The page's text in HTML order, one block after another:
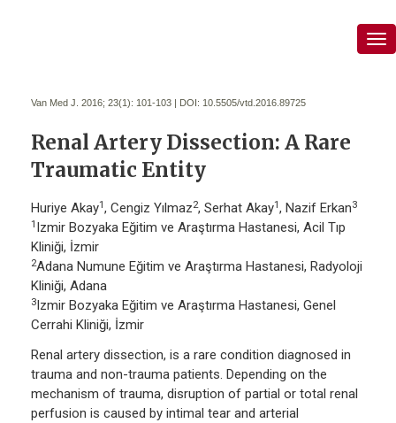
Van Med J. 2016; 23(1): 101-103 | DOI: 10.5505/vtd.2016.89725
Renal Artery Dissection: A Rare
Traumatic Entity
Huriye Akay1, Cengiz Yılmaz2, Serhat Akay1, Nazif Erkan3
1 Izmir Bozyaka Eğitim ve Araştırma Hastanesi, Acil Tıp
Kliniği, İzmir
2Adana Numune Eğitim ve Araştırma Hastanesi, Radyoloji
Kliniği, Adana
3 Izmir Bozyaka Eğitim ve Araştırma Hastanesi, Genel
Cerrahi Kliniği, İzmir
Renal artery dissection, is a rare condition diagnosed in
trauma and non-trauma patients. Depending on the
mechanism of trauma, disruption of partial or total renal
perfusion is caused by intimal tear and arterial